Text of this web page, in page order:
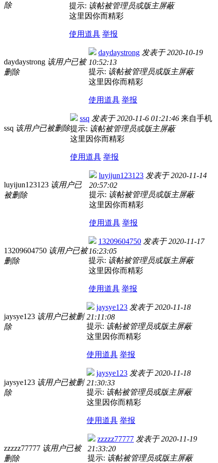
除 提示: 该帖被管理员或版主屏蔽
这里因你而精彩
使用道具 举报
daydaystrong 该用户已被
删除
daydaystrong 发表于2020-10-19
10:52:13
提示: 该帖被管理员或版主屏蔽
这里因你而精彩
使用道具 举报
ssq 该用户已被删除
ssq 发表于2020-11-6 01:21:46 来自手机
提示: 该帖被管理员或版主屏蔽
这里因你而精彩
使用道具 举报
luyijun123123 该用户已
被删除
luyijun123123 发表于2020-11-14
20:57:02
提示: 该帖被管理员或版主屏蔽
这里因你而精彩
使用道具 举报
13209604750 该用户已被
删除
13209604750 发表于2020-11-17
16:23:05
提示: 该帖被管理员或版主屏蔽
这里因你而精彩
使用道具 举报
jaysye123 该用户已被删
除
jaysye123 发表于2020-11-18
21:11:08
提示: 该帖被管理员或版主屏蔽
这里因你而精彩
使用道具 举报
jaysye123 该用户已被删
除
jaysye123 发表于2020-11-18
21:30:33
提示: 该帖被管理员或版主屏蔽
这里因你而精彩
使用道具 举报
zzzzz77777 该用户已被
删除
zzzzz77777 发表于2020-11-19
21:33:20
提示: 该帖被管理员或版主屏蔽